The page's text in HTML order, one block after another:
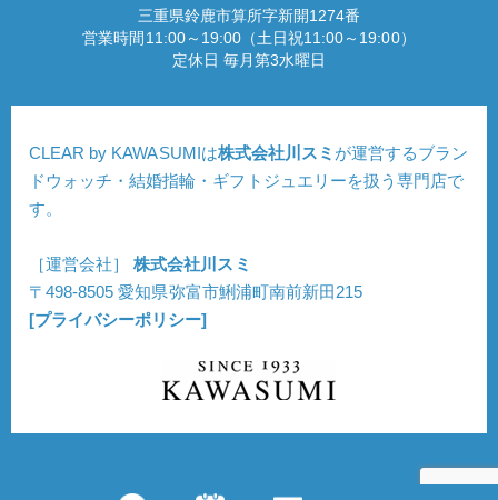
三重県鈴鹿市算所字新開1274番
営業時間11:00～19:00（土日祝11:00～19:00）
定休日 毎月第3水曜日
CLEAR by KAWASUMIは株式会社川スミ が運営するブラン
ドウォッチ・結婚指輪・ギフトジュエリーを扱う専門店で
す。
［運営会社］株式会社川スミ
〒498-8505 愛知県弥富市鯏浦町南前新田215
[プライバシーポリシー]
Copyright © CLEAR. All Rights Reserved.